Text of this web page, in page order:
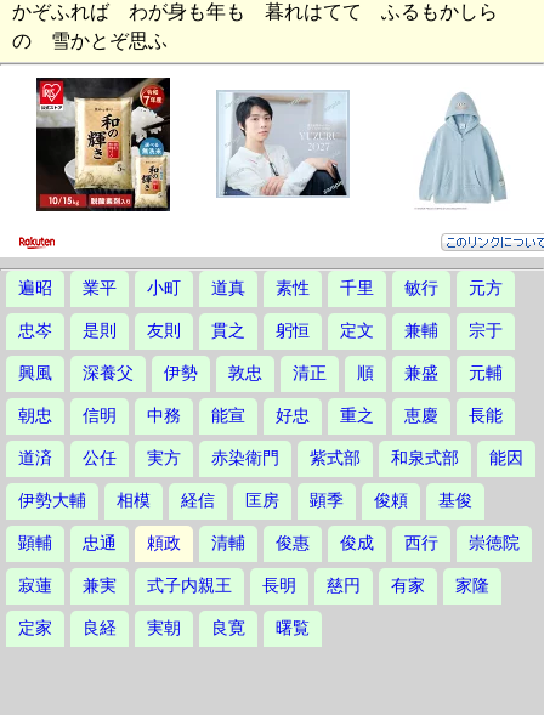
かぞふれば わが身も年も 暮れはてて ふるもかしら
の 雪かとぞ思ふ
遍昭 業平 小町 道真 素性 千里 敏行 元方
忠岑 是則 友則 貫之 躬恒 定文 兼輔 宗于
興風 深養父 伊勢 敦忠 清正 順 兼盛 元輔
朝忠 信明 中務 能宣 好忠 重之 恵慶 長能
道済 公任 実方 赤染衛門 紫式部 和泉式部 能因
伊勢大輔 相模 経信 匡房 顕季 俊頼 基俊
顕輔 忠通 頼政 清輔 俊惠 俊成 西行 崇徳院
寂蓮 兼実 式子内親王 長明 慈円 有家 家隆
定家 良経 実朝 良寛 曙覧